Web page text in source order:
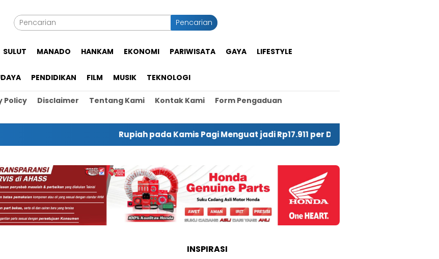
Pencarian
SULUT MANADO HANKAM EKONOMI PARIWISATA GAYA LIFESTYLE
PENDIDIKAN FILM MUSIK TEKNOLOGI
Policy Disclaimer Tentang Kami Kontak Kami
Form Pengaduan
Rupiah pada Kamis Pagi Menguat jadi Rp17.911 per Dolar AS
INSPIRASI